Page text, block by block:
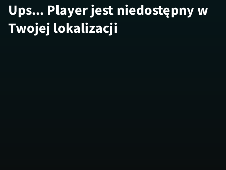
Ups... Player jest niedostępny w
Twojej lokalizacji